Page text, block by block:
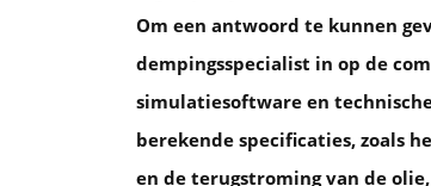
Om een antwoord te kunnen
dempingsspecialist in op de
simulatiesoftware en
berekende specificaties, zoals
en de terugstroming van de